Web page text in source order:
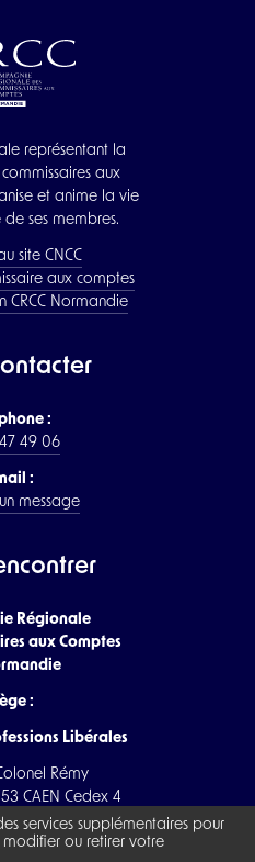
représentant la
aux
et anime la vie
de ses membres.
site CNCC
aux comptes
CRCC Normandie
:
49 06
:
message
Régionale
aux Comptes
:
Libérales
Colonel Rémy
CAEN Cedex 4
services supplémentaires pour
modifier ou retirer votre